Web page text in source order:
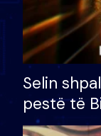
Selin
pestë të
çmimin e